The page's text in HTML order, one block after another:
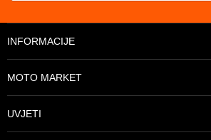
INFORMACIJE
MOTO MARKET
UVJETI